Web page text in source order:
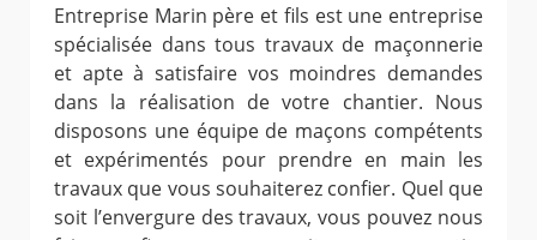
Entreprise Marin père et fils est une entreprise
spécialisée dans tous travaux de maçonnerie
et apte à satisfaire vos moindres demandes
dans la réalisation de votre chantier. Nous
disposons une équipe de maçons compétents
et expérimentés pour prendre en main les
travaux que vous souhaiterez confier. Quel que
soit l’envergure des travaux, vous pouvez nous